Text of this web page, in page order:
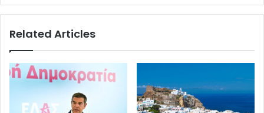
Related Articles